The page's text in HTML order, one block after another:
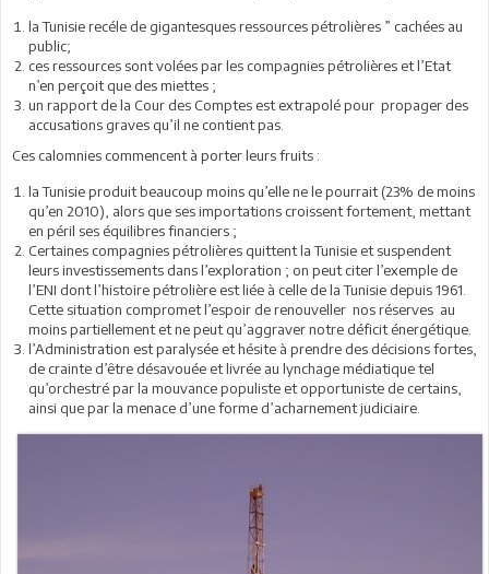
la Tunisie recéle de gigantesques ressources pétrolières ” cachées au
public;
ces ressources sont volées par les compagnies pétrolières et l’Etat
n’en perçoit que des miettes ;
un rapport de la Cour des Comptes est extrapolé pour propager des
accusations graves qu’il ne contient pas.
Ces calomnies commencent à porter leurs fruits :
la Tunisie produit beaucoup moins qu’elle ne le pourrait (23% de moins
qu’en 2010), alors que ses importations croissent fortement, mettant
en péril ses équilibres financiers ;
Certaines compagnies pétrolières quittent la Tunisie et suspendent
leurs investissements dans l’exploration ; on peut citer l’exemple de
l’ENI dont l’histoire pétrolière est liée à celle de la Tunisie depuis 1961.
Cette situation compromet l’espoir de renouveller nos réserves au
moins partiellement et ne peut qu’aggraver notre déficit énergétique.
l’Administration est paralysée et hésite à prendre des décisions fortes,
de crainte d’être désavouée et livrée au lynchage médiatique tel
qu’orchestré par la mouvance populiste et opportuniste de certains,
ainsi que par la menace d’une forme d’acharnement judiciaire.